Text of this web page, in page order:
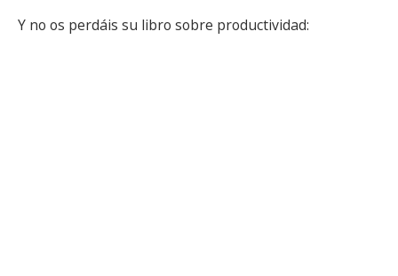
Y no os perdáis su libro sobre productividad: